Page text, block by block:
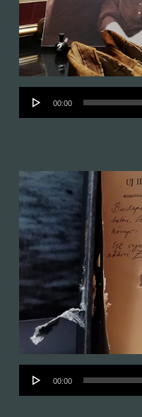
Audió
lejátszó
00:00
Audió
lejátszó
00:00